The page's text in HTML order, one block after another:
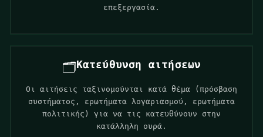
επεξεργασία.
🗂️Κατεύθυνση αιτήσεων
Οι αιτήσεις ταξινομούνται κατά θέμα (πρόσβαση
συστήματος, ερωτήματα λογαριασμού, ερωτήματα
πολιτικής) για να τις κατευθύνουν στην
κατάλληλη ουρά.